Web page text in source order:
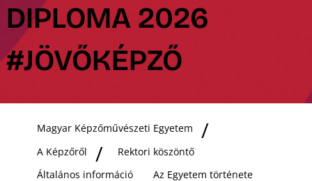
DIPLOMA 2026
#JÖVŐKÉPZŐ
Magyar Képzőművészeti Egyetem
A Képzőről
Rektori köszöntő
Általános információ
Az Egyetem története